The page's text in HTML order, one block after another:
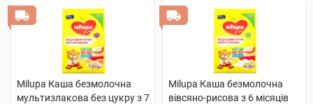
Milupa Каша безмолочна
мультизлакова без цукру з 7
Milupa Каша безмолочна
вівсяно-рисова з 6 місяців